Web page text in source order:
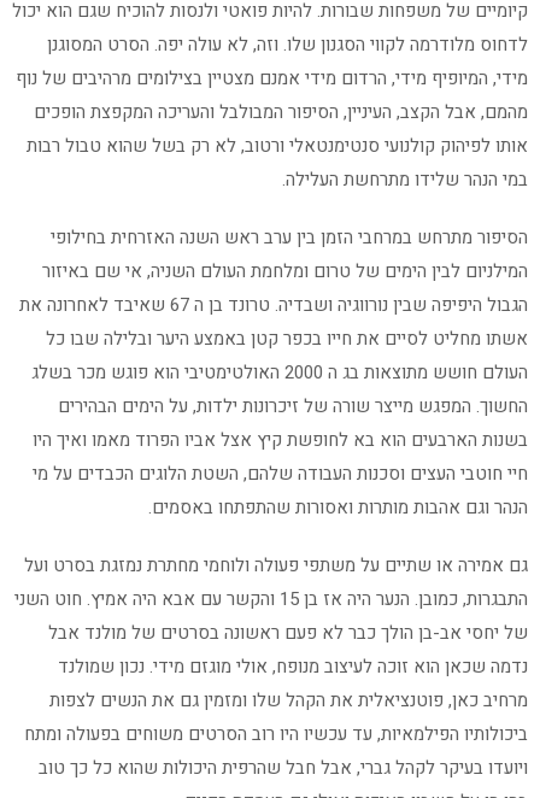
קיומיים של משפחות שבורות. להיות פואטי ולנסות להוכיח שגם הוא יכול
לדחוס מלודרמה לקווי הסגנון שלו. וזה, לא עולה יפה. הסרט המסוגנן
מידי, המיופיף מידי, הרדום מידי אמנם מצטיין בצילומים מרהיבים של נוף
מהמם, אבל הקצב, העיניין, הסיפור המבולבל והעריכה המקפצת הופכים
אותו לפיהוק קולנועי סנטימנטאלי ורטוב, לא רק בשל שהוא טבול רבות
במי הנהר שלידו מתרחשת העלילה.
הסיפור מתרחש במרחבי הזמן בין ערב ראש השנה האזרחית בחילופי
המילניום לבין הימים של טרום ומלחמת העולם השניה, אי שם באיזור
הגבול היפיפה שבין נורווגיה ושבדיה. טרונד בן ה 67 שאיבד לאחרונה את
אשתו מחליט לסיים את חייו בכפר קטן באמצע היער ובלילה שבו כל
העולם חושש מתוצאות בג ה 2000 האולטימטיבי הוא פוגש מכר בשלג
החשוך. המפגש מייצר שורה של זיכרונות ילדות, על הימים הבהירים
בשנות הארבעים הוא בא לחופשת קיץ אצל אביו הפרוד מאמו ואיך היו
חיי חוטבי העצים וסכנות העבודה שלהם, השטת הלוגים הכבדים על מי
הנהר וגם אהבות מותרות ואסורות שהתפתחו באסמים.
גם אמירה או שתיים על משתפי פעולה ולוחמי מחתרת נמזגת בסרט ועל
התבגרות, כמובן. הנער היה אז בן 15 והקשר עם אבא היה אמיץ. חוט השני
של יחסי אב-בן הולך כבר לא פעם ראשונה בסרטים של מולנד אבל
נדמה שכאן הוא זוכה לעיצוב מנופח, אולי מוגזם מידי. נכון שמולנד
מרחיב כאן, פוטנציאלית את הקהל שלו ומזמין גם את הנשים לצפות
ביכולותיו הפילמאיות, עד עכשיו היו רוב הסרטים משוחים בפעולה ומתח
ויועדו בעיקר לקהל גברי, אבל חבל שהרפית היכולות שהוא כל כך טוב